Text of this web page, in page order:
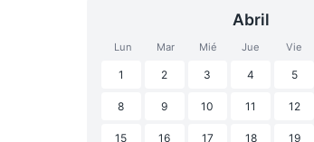
Abril
Lun Mar Mié Jue Vie
1 2 3 4 5
8 9 10 11 12
15 16 17 18 19